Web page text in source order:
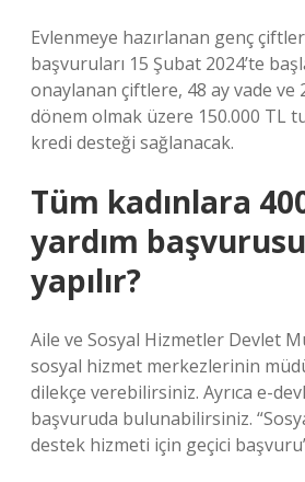
Evlenmeye hazırlanan genç
başvuruları 15 Şubat 2024’te
onaylanan çiftlere, 48 ay vade ve
dönem olmak üzere 150.000 TL
kredi desteği sağlanacak.
Tüm kadınlara
yardım
yapılır?
Aile ve Sosyal Hizmetler Devlet
sosyal hizmet merkezlerinin
dilekçe verebilirsiniz. Ayrıca e-
başvuruda bulunabilirsiniz.
destek hizmeti için geçici